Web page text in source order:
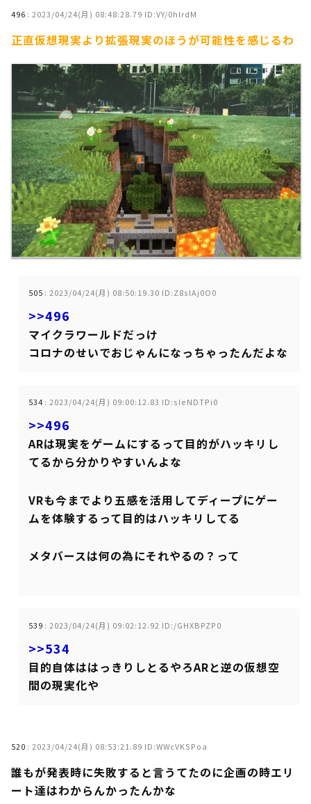
496 : 2023/04/24(月) 08:48:28.79 ID:VY/0hlrdM
正直仮想現実より拡張現実のほうが可能性を感じるわ
505 : 2023/04/24(月) 08:50:19.30 ID:Z8slAj0O0
>>496
マイクラワールドだっけ
コロナのせいでおじゃんになっちゃったんだよな
534 : 2023/04/24(月) 09:00:12.83 ID:sIeNDTPi0
>>496
ARは現実をゲームにするって目的がハッキリし
てるから分かりやすいんよな
VRも今までより五感を活用してディープにゲー
ムを体験するって目的はハッキリしてる
メタバースは何の為にそれやるの？って
539 : 2023/04/24(月) 09:02:12.92 ID:/GHXBPZP0
>>534
目的自体ははっきりしとるやろARと逆の仮想空
間の現実化や
520 : 2023/04/24(月) 08:53:21.89 ID:WWcVKSPoa
誰もが発表時に失敗すると言うてたのに企画の時エリ
ート達はわからんかったんかな